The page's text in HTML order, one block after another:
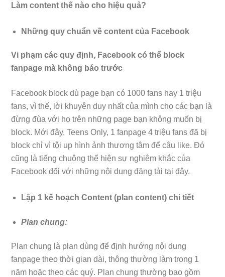
Làm content thế nào cho hiệu quả?
Những quy chuẩn về content của Facebook
Vi phạm các quy định, Facebook có thể block
fanpage mà không báo trước
Facebook block dù page bạn có 1000 fans hay 1 triệu
fans, vì thế, lời khuyên duy nhất của mình cho các bạn là
đừng đùa với họ trên những page bạn không muốn bị
block. Mới đây, Teens Only, 1 fanpage 4 triệu fans đã bị
block chỉ vì tội up hình ảnh thương tâm để câu like. Đó
cũng là tiếng chuông thể hiện sự nghiêm khắc của
Facebook đối với những nội dung đăng tải tại đây.
Lập 1 kế hoạch Content (plan content) chi tiết
Plan chung:
Plan chung là plan dùng để định hướng nội dung
fanpage theo thời gian dài, thông thường làm trong 1
năm hoặc theo các quý. Plan chung thường bao gồm